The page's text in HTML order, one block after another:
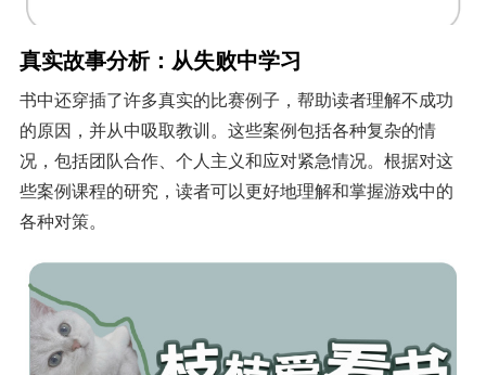
真实故事分析：从失败中学习
书中还穿插了许多真实的比赛例子，帮助读者理解不成功
的原因，并从中吸取教训。这些案例包括各种复杂的情
况，包括团队合作、个人主义和应对紧急情况。根据对这
些案例课程的研究，读者可以更好地理解和掌握游戏中的
各种对策。